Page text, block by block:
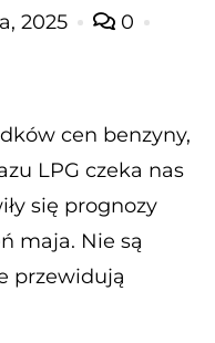
2025 0
cen benzyny,
LPG czeka nas
się prognozy
maja. Nie są
przewidują